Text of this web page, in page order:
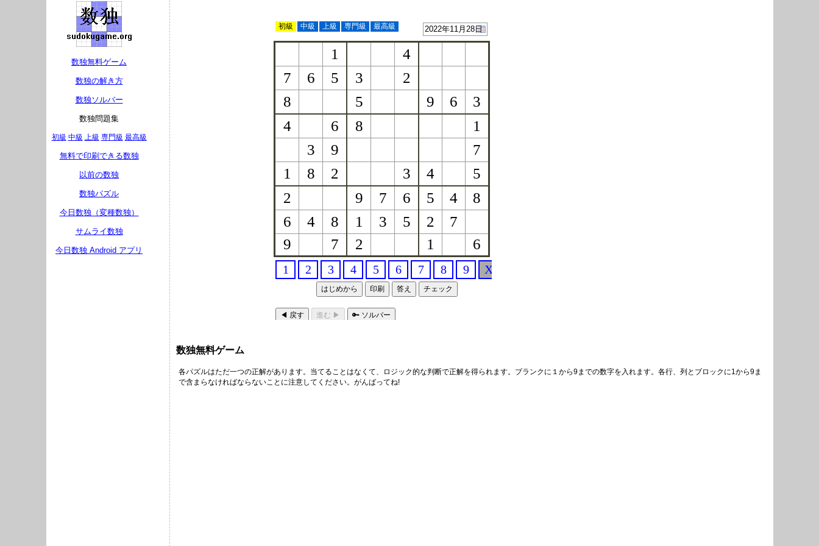
数独無料ゲーム
数独の解き方
数独ソルバー
数独問題集
初級 中級 上級 専門級 最高級
無料で印刷できる数独
以前の数独
数独パズル
今日数独（変種数独）
サムライ数独
今日数独 Android アプリ
数独無料ゲーム
各パズルはただ一つの正解があります。当てることはなくて、ロジック的な判断で正解を得られます。ブランクに１から9までの数字を入れます。各行、列とブロックに1から9ま
で含まらなければならないことに注意してください。がんばってね!